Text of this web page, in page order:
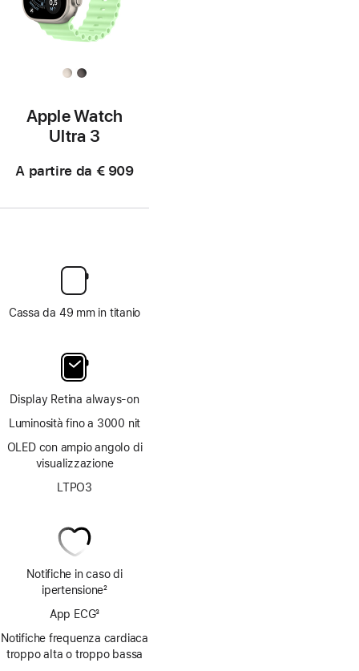
Apple Watch
Ultra 3
A partire da € 909
Cassa da 49 mm in titanio
Display Retina always‑on
Luminosità fino a 3000 nit
OLED con ampio angolo di
visualizzazione
LTPO3
Notifiche in caso di
ipertensione2
App ECG
Nota
3
Notifiche frequenza cardiaca
troppo alta o troppo bassa